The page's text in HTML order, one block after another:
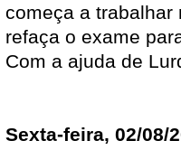
começa a trabalhar
refaça o exame
Com a ajuda de
Sexta-feira, 02/08/